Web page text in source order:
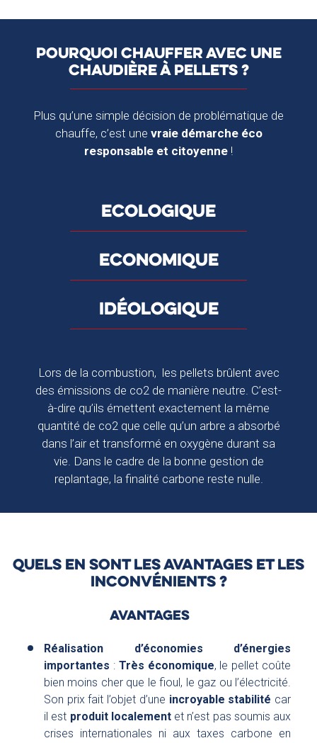
POURQUOI CHAUFFER AVEC UNE
CHAUDIÈRE À PELLETS ?
Plus qu’une simple décision de problématique de
chauffe, c’est une vraie démarche éco
responsable et citoyenne !
ECOLOGIQUE
ECONOMIQUE
IDÉOLOGIQUE
Lors de la combustion, les pellets brûlent avec
des émissions de co2 de manière neutre. C’est-
à-dire qu’ils émettent exactement la même
quantité de co2 que celle qu’un arbre a absorbé
dans l’air et transformé en oxygène durant sa
vie. Dans le cadre de la bonne gestion de
replantage, la finalité carbone reste nulle.
QUELS EN SONT LES AVANTAGES ET LES
INCONVÉNIENTS ?
AVANTAGES
Réalisation d’économies d’énergies
importantes : Très économique, le pellet coûte
bien moins cher que le fioul, le gaz ou l’électricité.
Son prix fait l’objet d’une incroyable stabilité car
il est produit localementet n’est pas soumis aux
crises internationales ni aux taxes carbone en